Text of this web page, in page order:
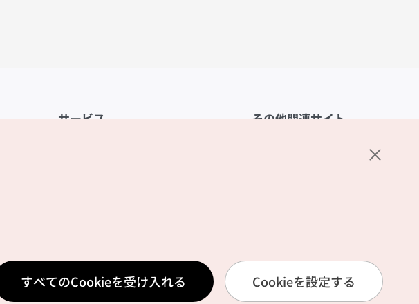
サービス
位置情報サービス利用規約
個人位置情報取扱いポリシー
その他関連サイト
すべてのCookieを受け入れる Cookieを設定する